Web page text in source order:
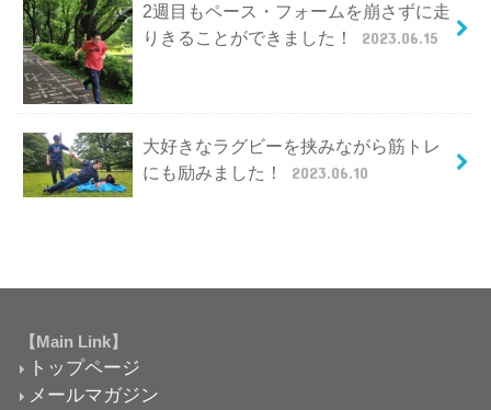
2週目もペース・フォームを崩さずに走
りきることができました！
2023.06.15
大好きなラグビーを挟みながら筋トレ
にも励みました！
2023.06.10
【Main Link】
トップページ
メールマガジン